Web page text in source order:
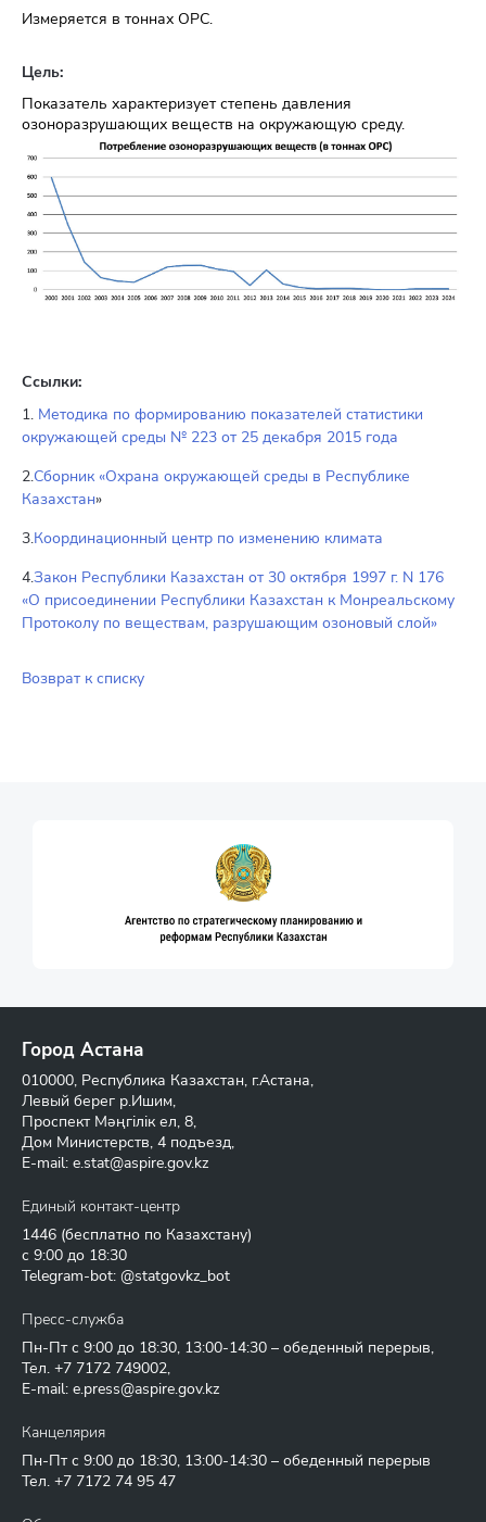
Измеряется в тоннах ОРС.
Цель:
Показатель характеризует степень давления
озоноразрушающих веществ на окружающую среду.
Ссылки:
1. Методика по формированию показателей статистики
окружающей среды № 223 от 25 декабря 2015 года
2.Сборник «Охрана окружающей среды в Республике
Казахстан»
3.Координационный центр по изменению климата
4.Закон Республики Казахстан от 30 октября 1997 г. N 176
«О присоединении Республики Казахстан к Монреальскому
Протоколу по веществам, разрушающим озоновый слой»
Возврат к списку
Город Астана
010000, Республика Казахстан, г.Астана,
Левый берег р.Ишим,
Проспект Мәңгілік ел, 8,
Дом Министерств, 4 подъезд,
E-mail: e.stat@aspire.gov.kz
Единый контакт-центр
1446 (бесплатно по Казахстану)
с 9:00 до 18:30
Telegram-bot: @statgovkz_bot
Пресс-служба
Пн-Пт с 9:00 до 18:30, 13:00-14:30 – обеденный перерыв,
Тел. +7 7172 749002,
E-mail: e.press@aspire.gov.kz
Канцелярия
Пн-Пт с 9:00 до 18:30, 13:00-14:30 – обеденный перерыв
Тел. +7 7172 74 95 47